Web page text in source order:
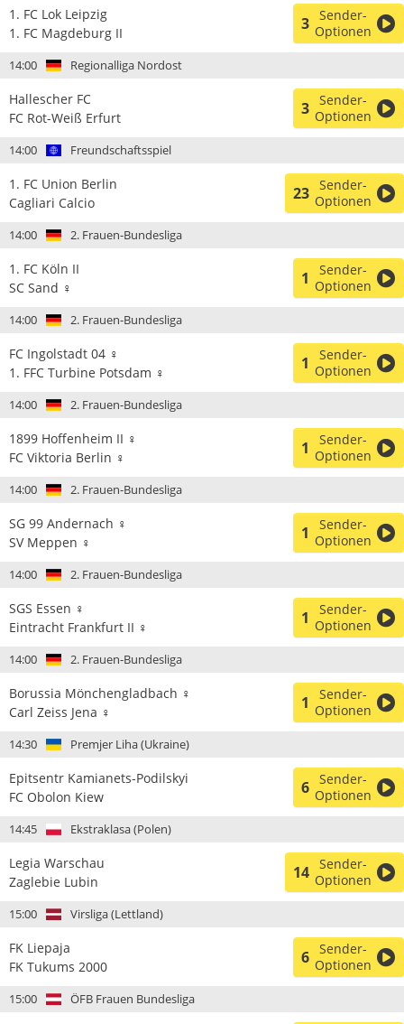
1. FC Lok Leipzig
1. FC Magdeburg II
3 Sender-
Optionen
14:00 Regionalliga Nordost
Hallescher FC
FC Rot-Weiß Erfurt
3 Sender-
Optionen
14:00 Freundschaftsspiel
1. FC Union Berlin
Cagliari Calcio
23 Sender-
Optionen
14:00 2. Frauen-Bundesliga
1. FC Köln II
SC Sand ♀
1
Sender-
Optionen
14:00 2. Frauen-Bundesliga
FC Ingolstadt 04 ♀
1. FFC Turbine Potsdam ♀
1
Sender-
Optionen
14:00 2. Frauen-Bundesliga
1899 Hoffenheim II ♀
FC Viktoria Berlin ♀
1
Sender-
Optionen
14:00 2. Frauen-Bundesliga
SG 99 Andernach ♀
SV Meppen ♀
1
Sender-
Optionen
14:00 2. Frauen-Bundesliga
SGS Essen ♀
Eintracht Frankfurt II ♀
1
Sender-
Optionen
14:00 2. Frauen-Bundesliga
Borussia Mönchengladbach ♀
Carl Zeiss Jena ♀
1
Sender-
Optionen
14:30 Premjer Liha (Ukraine)
Epitsentr Kamianets-Podilskyi
FC Obolon Kiew
6 Sender-
Optionen
14:45 Ekstraklasa (Polen)
Legia Warschau
Zaglebie Lubin
14 Sender-
Optionen
15:00 Virsliga (Lettland)
FK Liepaja
FK Tukums 2000
6 Sender-
Optionen
15:00 ÖFB Frauen Bundesliga